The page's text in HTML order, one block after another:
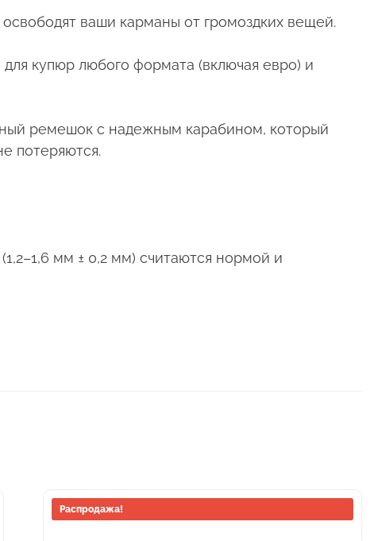
ваши карманы от громоздких вещей.
купюр любого формата (включая евро) и
ремешок с надежным карабином, который
потеряются.
мм ± 0,2 мм) считаются нормой и
Распродажа!